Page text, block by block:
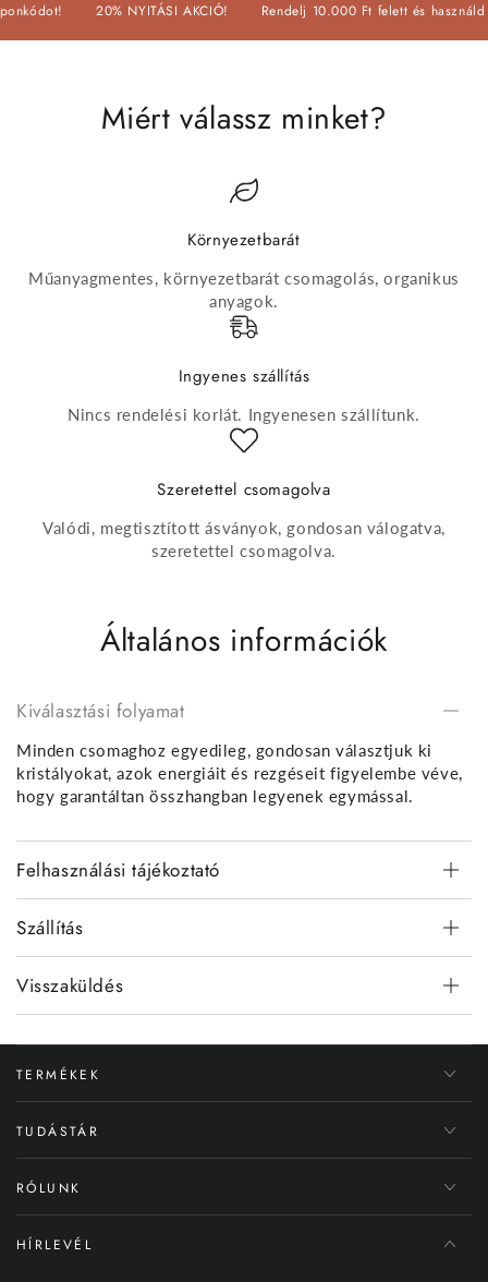
20% NYITÁSI AKCIÓ! Rendelj 10.000 Ft felett és használd a
Miért válassz minket?
Környezetbarát
Műanyagmentes, környezetbarát csomagolás, organikus
anyagok.
Ingyenes szállítás
Nincs rendelési korlát. Ingyenesen szállítunk.
Szeretettel csomagolva
Valódi, megtisztított ásványok, gondosan válogatva,
szeretettel csomagolva.
Általános információk
Kiválasztási folyamat
Minden csomaghoz egyedileg, gondosan választjuk ki
kristályokat, azok energiáit és rezgéseit figyelembe véve,
hogy garantáltan összhangban legyenek egymással.
Felhasználási tájékoztató
Szállítás
Visszaküldés
TERMÉKEK
TUDÁSTÁR
RÓLUNK
HÍRLEVÉL